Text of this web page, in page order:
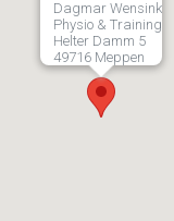
Dagmar Wensink
Physio & Training
Helter Damm 5
49716 Meppen